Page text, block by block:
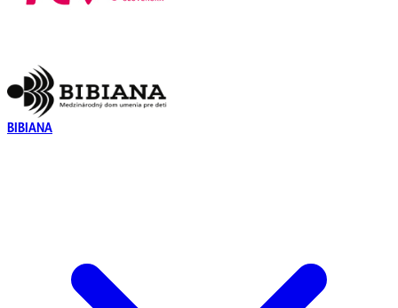
BIBIANA